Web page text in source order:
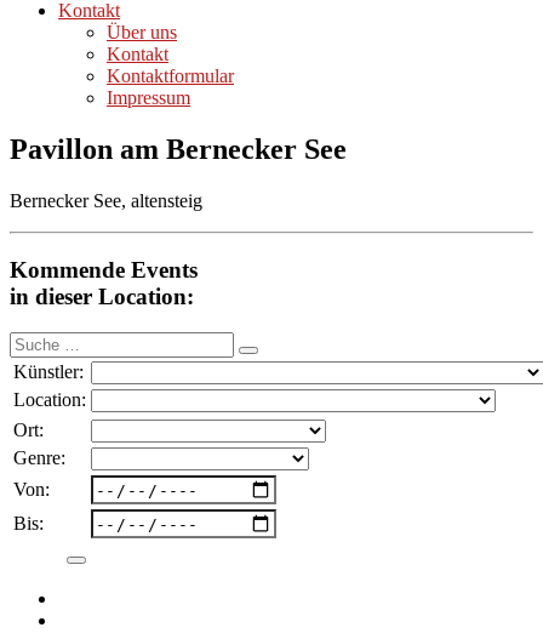
Kontakt
Über uns
Kontakt
Kontaktformular
Impressum
Pavillon am Bernecker See
Bernecker See, altensteig
Kommende Events
in dieser Location:
Suche
nach:
Künstler:
Location:
Ort:
Genre:
Von:
Bis: